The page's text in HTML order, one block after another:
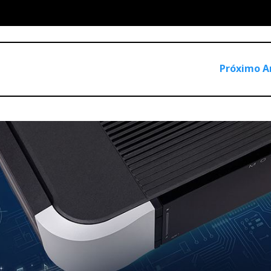
Próximo